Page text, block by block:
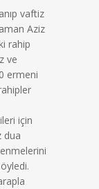
vaftiz
Aziz
rahip
ve
ermeni
için
dua